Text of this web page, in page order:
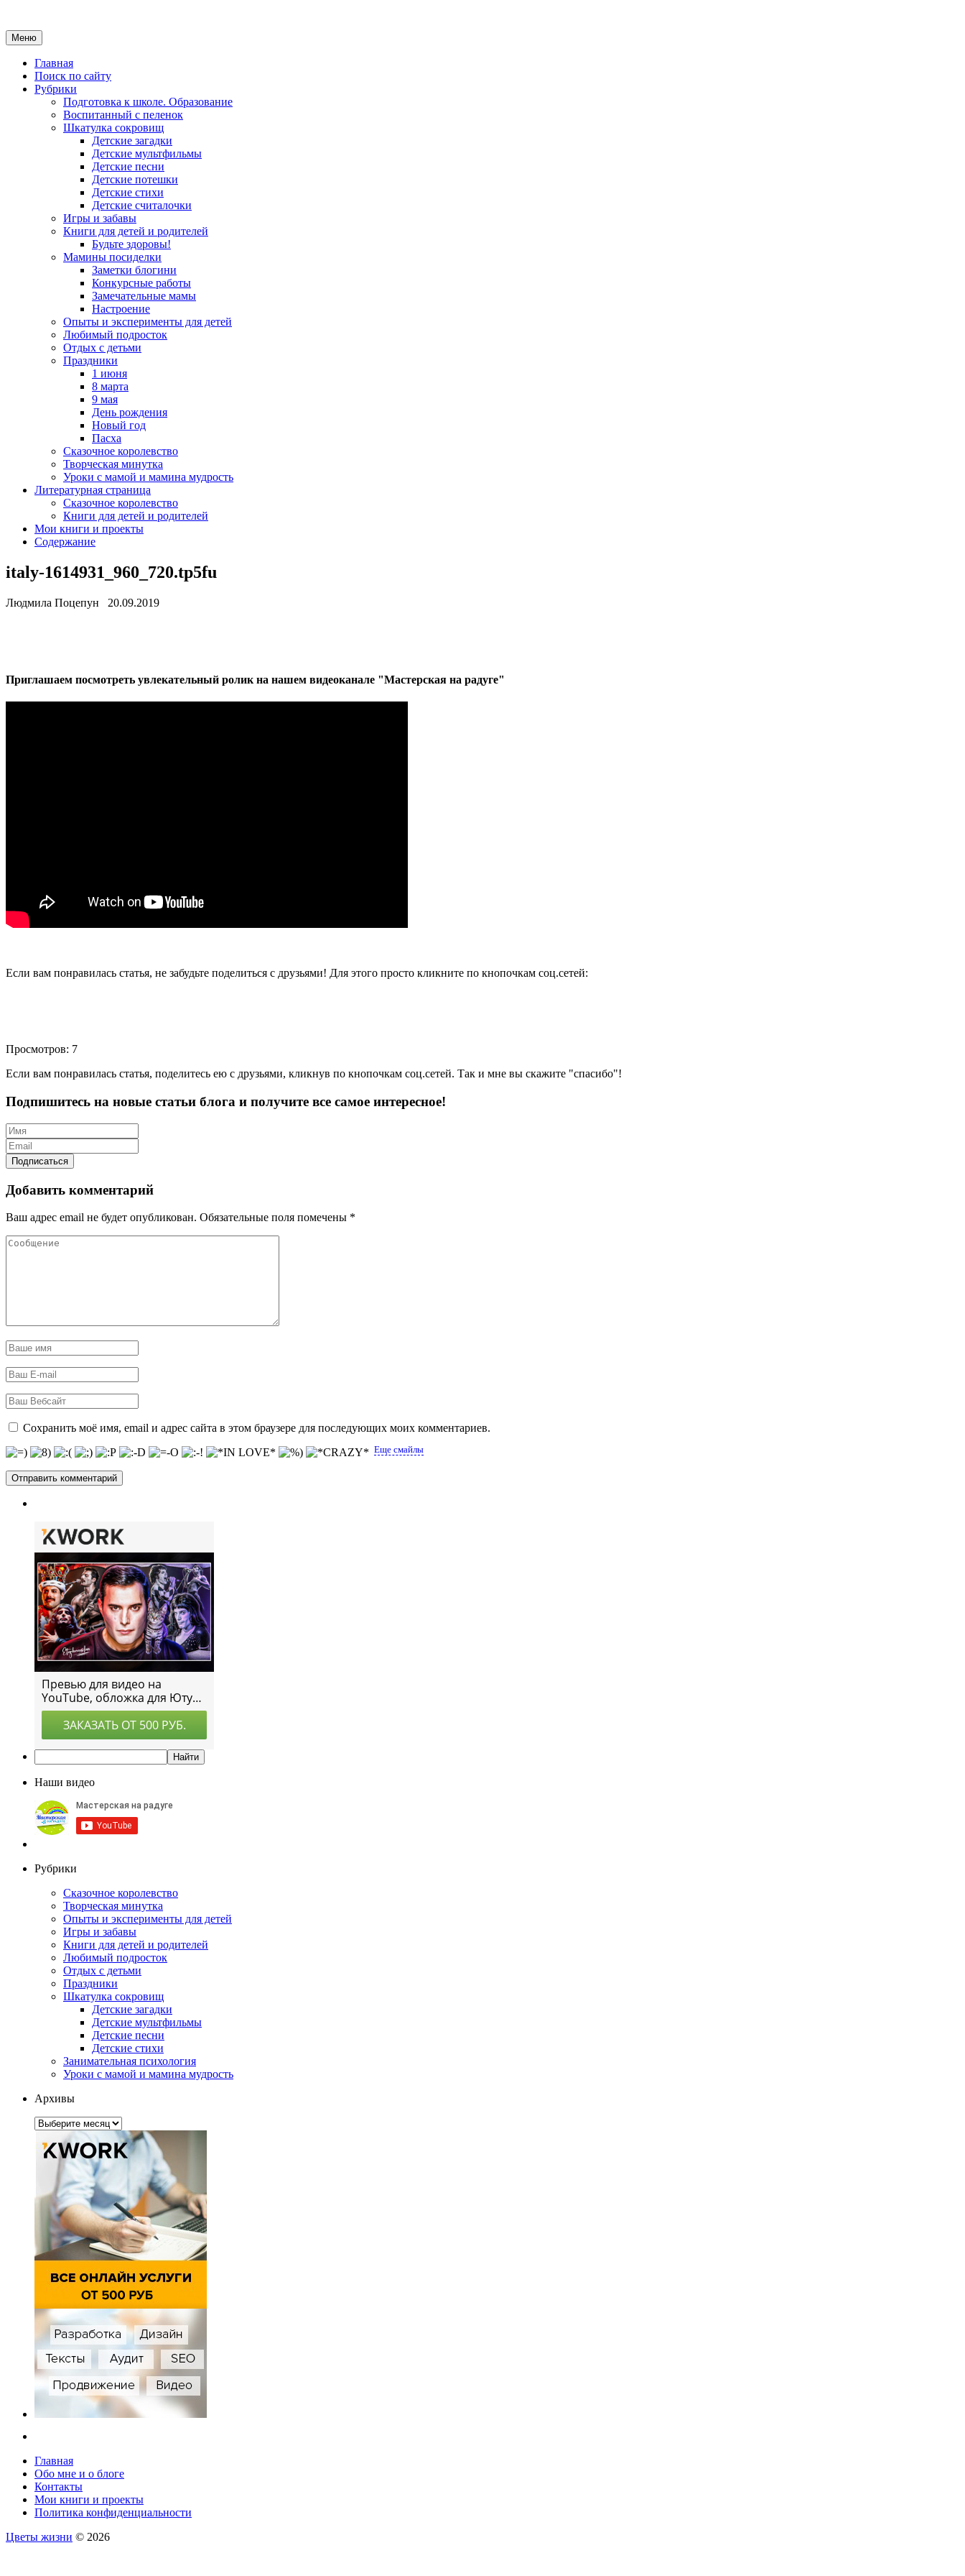
Меню
Главная
Поиск по сайту
Рубрики
Подготовка к школе. Образование
Воспитанный с пеленок
Шкатулка сокровищ
Детские загадки
Детские мультфильмы
Детские песни
Детские потешки
Детские стихи
Детские считалочки
Игры и забавы
Книги для детей и родителей
Будьте здоровы!
Мамины посиделки
Заметки блогини
Конкурсные работы
Замечательные мамы
Настроение
Опыты и эксперименты для детей
Любимый подросток
Отдых с детьми
Праздники
1 июня
8 марта
9 мая
День рождения
Новый год
Пасха
Сказочное королевство
Творческая минутка
Уроки с мамой и мамина мудрость
Литературная страница
Сказочное королевство
Книги для детей и родителей
Мои книги и проекты
Содержание
italy-1614931_960_720.tp5fu
Людмила Поцепун 20.09.2019
Приглашаем посмотреть увлекательный ролик на нашем видеоканале "Мастерская на радуге"
Если вам понравилась статья, не забудьте поделиться с друзьями! Для этого просто кликните по кнопочкам соц.сетей:
Просмотров: 7
Если вам понравилась статья, поделитесь ею с друзьями, кликнув по кнопочкам соц.сетей. Так и мне вы скажите "спасибо"!
Подпишитесь на новые статьи блога и получите все самое интересное!
Добавить комментарий
Ваш адрес email не будет опубликован. Обязательные поля помечены *
Сохранить моё имя, email и адрес сайта в этом браузере для последующих моих комментариев.
Еще смайлы
Наши видео
Рубрики
Сказочное королевство
Творческая минутка
Опыты и эксперименты для детей
Игры и забавы
Книги для детей и родителей
Любимый подросток
Отдых с детьми
Праздники
Шкатулка сокровищ
Детские загадки
Детские мультфильмы
Детские песни
Детские стихи
Занимательная психология
Уроки с мамой и мамина мудрость
Архивы
Архивы
Главная
Обо мне и о блоге
Контакты
Мои книги и проекты
Политика конфиденциальности
Цветы жизни © 2026